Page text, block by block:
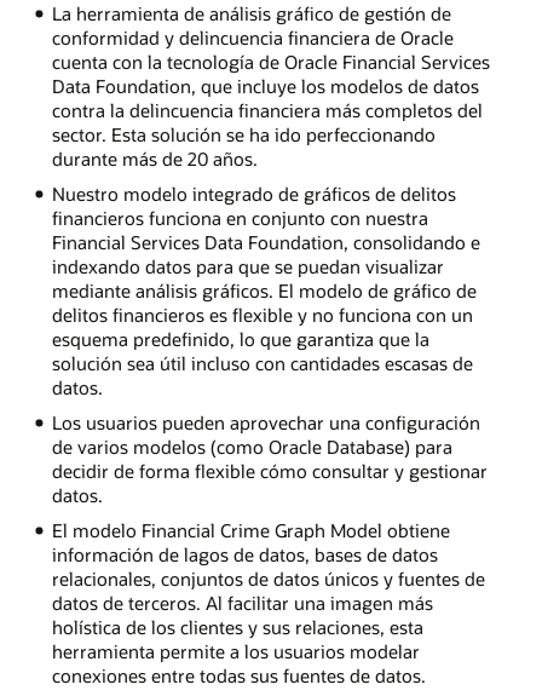
La herramienta de análisis gráfico de gestión de
conformidad y delincuencia financiera de Oracle
cuenta con la tecnología de Oracle Financial Services
Data Foundation, que incluye los modelos de datos
contra la delincuencia financiera más completos del
sector. Esta solución se ha ido perfeccionando
durante más de 20 años.
Nuestro modelo integrado de gráficos de delitos
financieros funciona en conjunto con nuestra
Financial Services Data Foundation, consolidando e
indexando datos para que se puedan visualizar
mediante análisis gráficos. El modelo de gráfico de
delitos financieros es flexible y no funciona con un
esquema predefinido, lo que garantiza que la
solución sea útil incluso con cantidades escasas de
datos.
Los usuarios pueden aprovechar una configuración
de varios modelos (como Oracle Database) para
decidir de forma flexible cómo consultar y gestionar
datos.
El modelo Financial Crime Graph Model obtiene
información de lagos de datos, bases de datos
relacionales, conjuntos de datos únicos y fuentes de
datos de terceros. Al facilitar una imagen más
holística de los clientes y sus relaciones, esta
herramienta permite a los usuarios modelar
conexiones entre todas sus fuentes de datos.